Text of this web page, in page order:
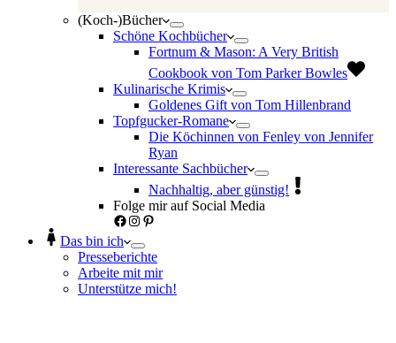
(Koch-)Bücher
Schöne Kochbücher
Fortnum & Mason: A Very British
Cookbook von Tom Parker Bowles
Kulinarische Krimis
Goldenes Gift von Tom Hillenbrand
Topfgucker-Romane
Die Köchinnen von Fenley von Jennifer
Ryan
Interessante Sachbücher
Nachhaltig, aber günstig!
Folge mir auf Social Media
Facebook
Instagram
Pinterest
Das bin ich
Presseberichte
Arbeite mit mir
Unterstütze mich!